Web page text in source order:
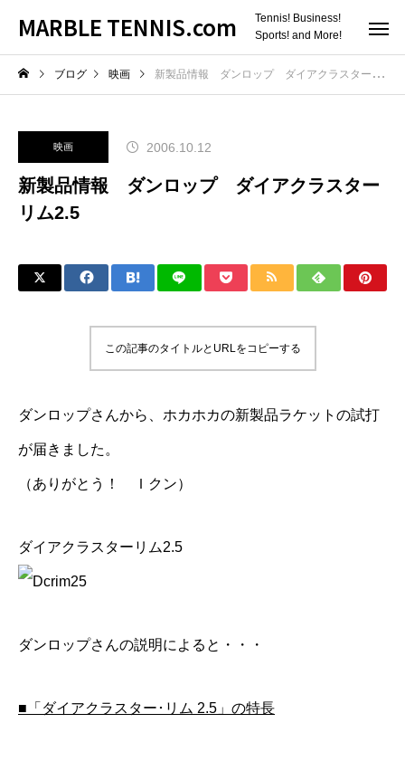
MARBLE TENNIS.com
Tennis! Business!
Sports! and More!
ブログ 映画 新製品情報 ダンロップ ダイアクラスターリム2.5
映画 2006.10.12
新製品情報 ダンロップ ダイアクラスター
リム2.5
この記事のタイトルとURLをコピーする
ダンロップさんから、ホカホカの新製品ラケットの試打
が届きました。
（ありがとう！ Ｉクン）
ダイアクラスターリム2.5
ダンロップさんの説明によると・・・
■「ダイアクラスター･リム 2.5」の特長